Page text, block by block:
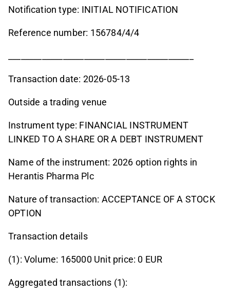
Notification type: INITIAL NOTIFICATION
Reference number: 156784/4/4
Transaction date: 2026-05-13
Outside a trading venue
Instrument type: FINANCIAL INSTRUMENT
LINKED TO A SHARE OR A DEBT INSTRUMENT
Name of the instrument: 2026 option rights in
Herantis Pharma Plc
Nature of transaction: ACCEPTANCE OF A STOCK
OPTION
Transaction details
(1): Volume: 165000 Unit price: 0 EUR
Aggregated transactions (1):